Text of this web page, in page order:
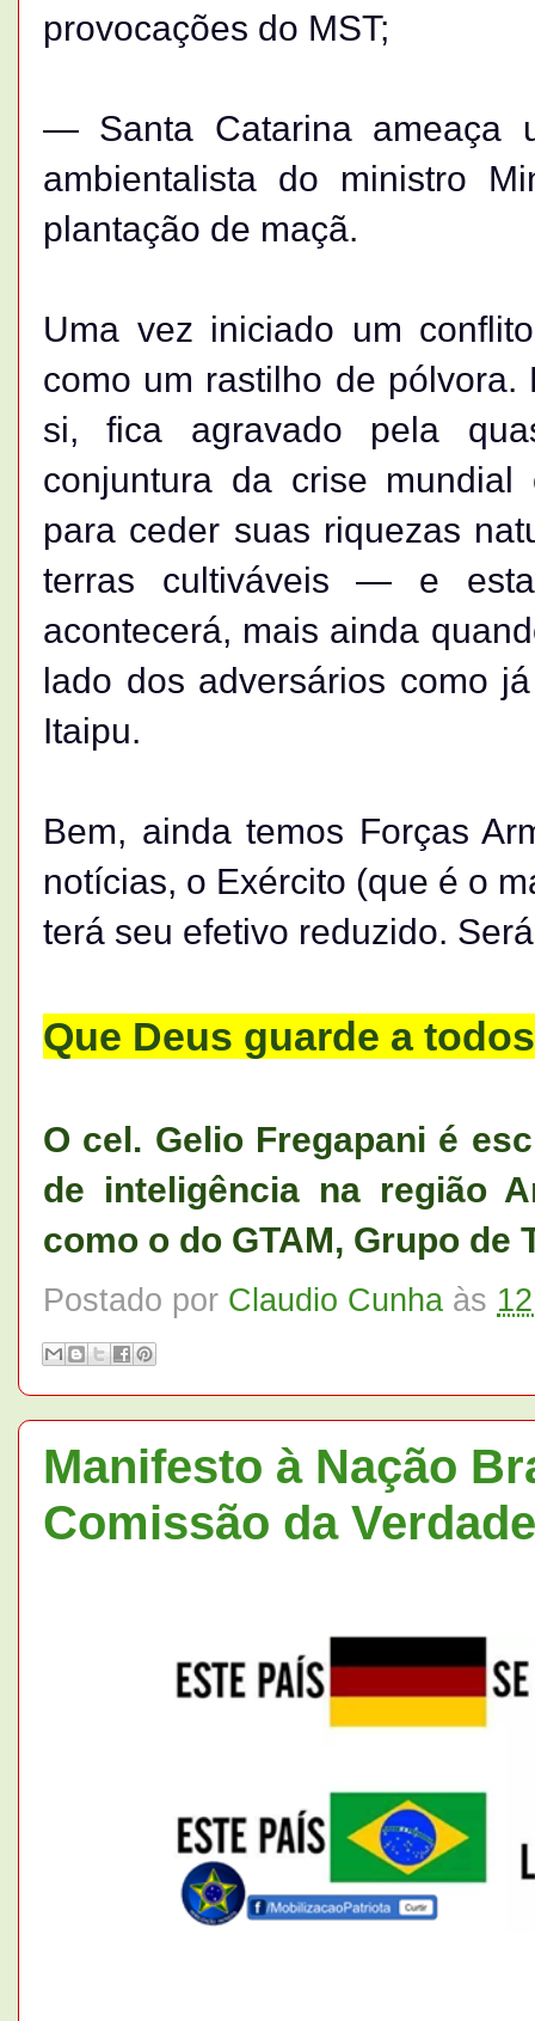
provocações do MST;
— Santa Catarina ameaça
ambientalista do ministro
plantação de maçã.
Uma vez iniciado um
como um rastilho de
si, fica agravado pela
conjuntura da crise
para ceder suas riquezas
terras cultiváveis — e
acontecerá, mais ainda
lado dos adversários como
Itaipu.
Bem, ainda temos Forças
notícias, o Exército (que é o
terá seu efetivo reduzido.
Que Deus guarde a
O cel. Gelio Fregapani é
de inteligência na região
como o do GTAM, Grupo de
Postado por Claudio Cunha às
Manifesto à Nação
Comissão da